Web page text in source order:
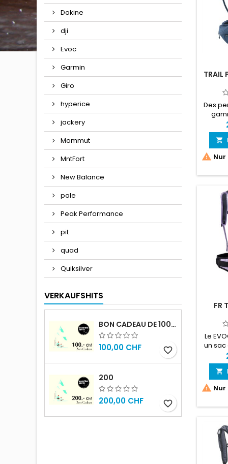
Dakine
dji
Evoc
Garmin
Giro
hyperice
jackery
Mammut
MntFort
New Balance
pale
Peak Performance
pit
quad
Quiksilver
VERKAUFSHITS
BON CADEAU DE 100.- CHF
100,00 CHF favorite_border
200
200,00 CHF favorite_border
TRAIL
Des
de
sans

 Nur
FR
Le
un
du
Pour
des
dans
sacs
de
E-

 Nur